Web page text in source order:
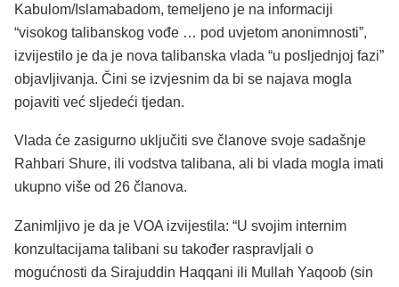
Kabulom/Islamabadom, temeljeno je na informaciji
“visokog talibanskog vođe … pod uvjetom anonimnosti”,
izvijestilo je da je nova talibanska vlada “u posljednjoj fazi”
objavljivanja. Čini se izvjesnim da bi se najava mogla
pojaviti već sljedeći tjedan.
Vlada će zasigurno uključiti sve članove svoje sadašnje
Rahbari Shure, ili vodstva talibana, ali bi vlada mogla imati
ukupno više od 26 članova.
Zanimljivo je da je VOA izvijestila: “U svojim internim
konzultacijama talibani su također raspravljali o
mogućnosti da Sirajuddin Haqqani ili Mullah Yaqoob (sin